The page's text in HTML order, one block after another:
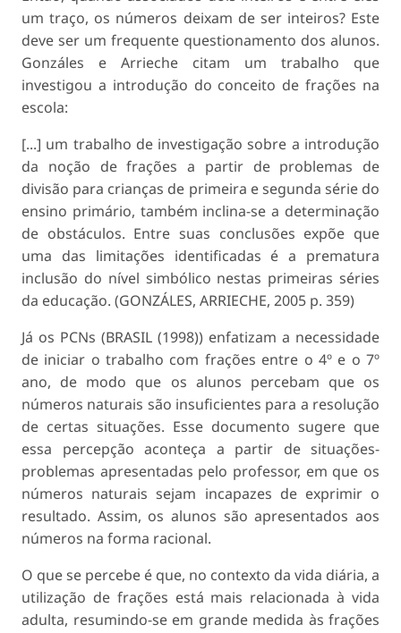
um traço, os números deixam de ser inteiros? Este
deve ser um frequente questionamento dos alunos.
Gonzáles e Arrieche citam um trabalho que
investigou a introdução do conceito de frações na
escola:
[...] um trabalho de investigação sobre a introdução
da noção de frações a partir de problemas de
divisão para crianças de primeira e segunda série do
ensino primário, também inclina-se a determinação
de obstáculos. Entre suas conclusões expõe que
uma das limitações identificadas é a prematura
inclusão do nível simbólico nestas primeiras séries
da educação. (GONZÁLES, ARRIECHE, 2005 p. 359)
Já os PCNs (BRASIL (1998)) enfatizam a necessidade
de iniciar o trabalho com frações entre o 4º e o 7º
ano, de modo que os alunos percebam que os
números naturais são insuficientes para a resolução
de certas situações. Esse documento sugere que
essa percepção aconteça a partir de situações-
problemas apresentadas pelo professor, em que os
números naturais sejam incapazes de exprimir o
resultado. Assim, os alunos são apresentados aos
números na forma racional.
O que se percebe é que, no contexto da vida diária, a
utilização de frações está mais relacionada à vida
adulta, resumindo-se em grande medida às frações